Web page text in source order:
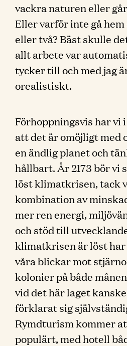
vackra naturen eller
Eller varför inte gå
eller två? Bäst skulle
allt arbete var
tycker till och med jag
orealistiskt.
Förhoppningsvis har
att det är omöjligt med
en ändlig planet och
hållbart. År 2173 bör vi
löst klimatkrisen, tack
kombination av
mer ren energi,
och stöd till
klimatkrisen är löst
våra blickar mot
kolonier på både
vid det här laget
förklarat sig
Rymdturism kommer
populärt, med hotell